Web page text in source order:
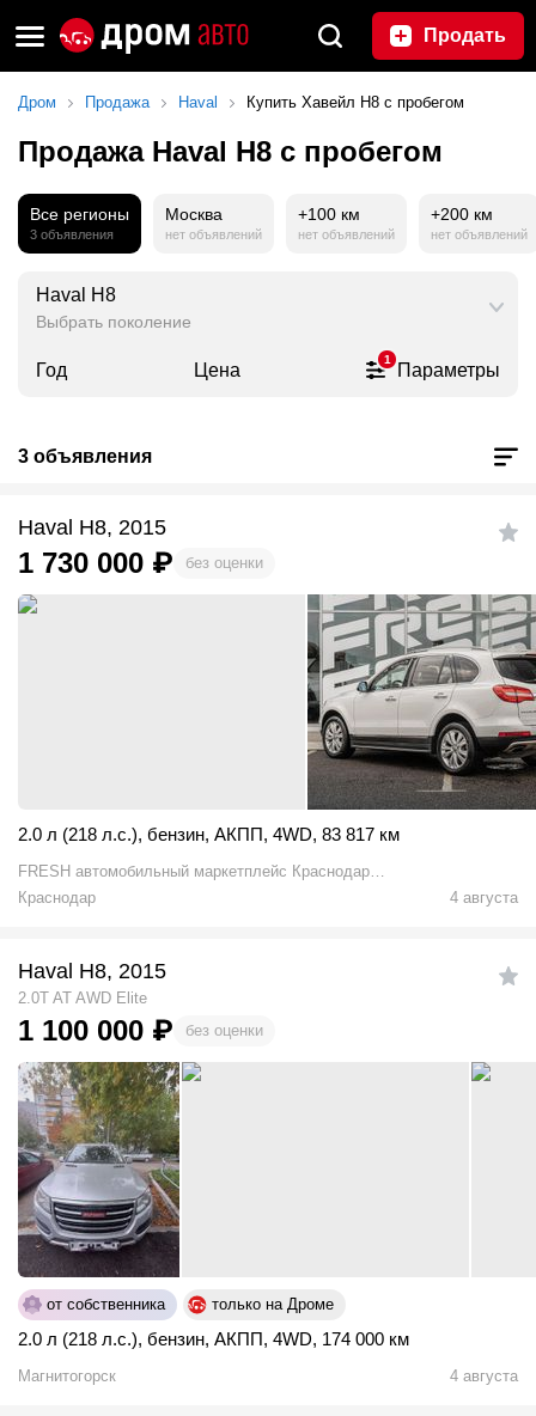
Продать
Дром Продажа Haval Купить Хавейл Н8 с пробегом
Продажа Haval H8 с пробегом
Все регионы
3 объявления
Москва
нет объявлений
+100 км
нет объявлений
+200 км
нет объявлений
Haval H8
Выбрать поколение
Год Цена 1 Параметры
3 объявления
Haval H8, 2015
1 730 000 ₽ без оценки
2.0 л (218 л.с.), бензин, АКПП, 4WD, 83 817 км
FRESH автомобильный маркетплейс Краснодар
Аэропорт
Краснодар 4 августа
Haval H8, 2015
2.0T AT AWD Elite
1 100 000 ₽ без оценки
от собственника только на Дроме
2.0 л (218 л.с.), бензин, АКПП, 4WD, 174 000 км
Магнитогорск 4 августа